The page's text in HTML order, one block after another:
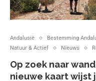
Andalusië Bestemming
Natuur & Actief
Nieuws
Op zoek naar
nieuwe kaart wijst